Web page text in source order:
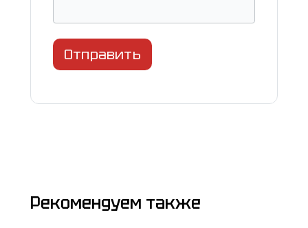
Отправить
Рекомендуем также